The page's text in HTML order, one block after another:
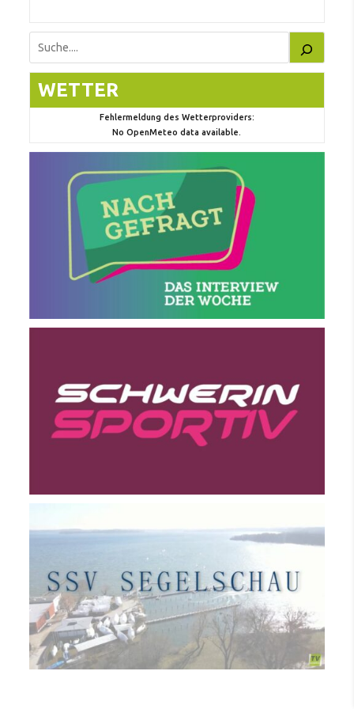
Suchen
WETTER
Fehlermeldung des Wetterproviders:
No OpenMeteo data available.